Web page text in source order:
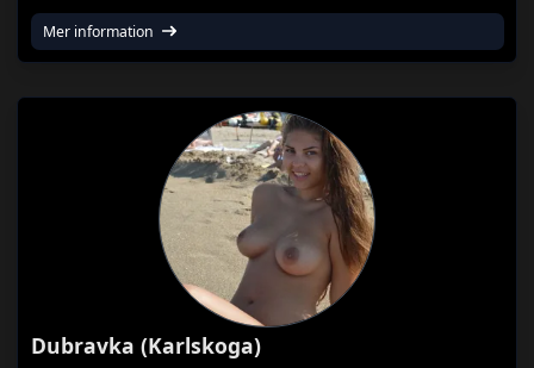
Mer information
Dubravka (Karlskoga)